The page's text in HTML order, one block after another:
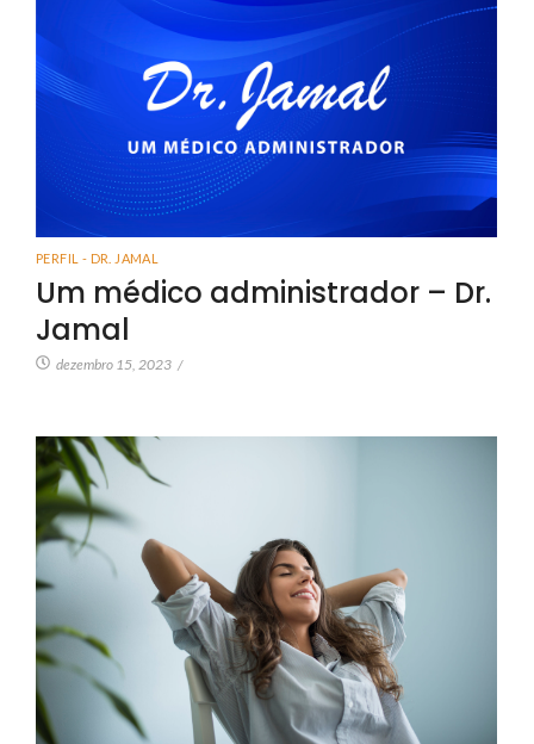
PERFIL - DR. JAMAL
Um médico administrador – Dr.
Jamal
dezembro 15, 2023 /